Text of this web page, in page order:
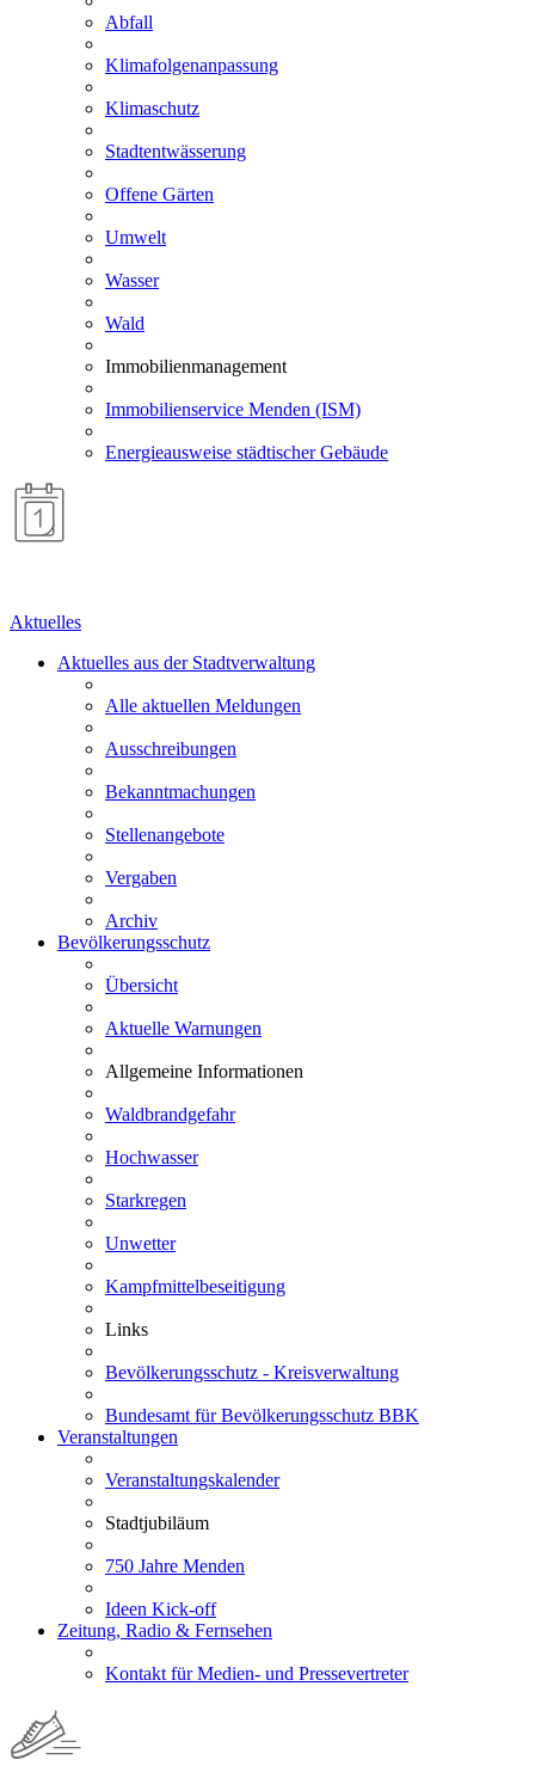
Abfall
Klimafolgenanpassung
Klimaschutz
Stadtentwässerung
Offene Gärten
Umwelt
Wasser
Wald
Immobilienmanagement
Immobilienservice Menden (ISM)
Energieausweise städtischer Gebäude
Aktuelles
Aktuelles aus der Stadtverwaltung
Alle aktuellen Meldungen
Ausschreibungen
Bekanntmachungen
Stellenangebote
Vergaben
Archiv
Bevölkerungsschutz
Übersicht
Aktuelle Warnungen
Allgemeine Informationen
Waldbrandgefahr
Hochwasser
Starkregen
Unwetter
Kampfmittelbeseitigung
Links
Bevölkerungsschutz - Kreisverwaltung
Bundesamt für Bevölkerungsschutz BBK
Veranstaltungen
Veranstaltungskalender
Stadtjubiläum
750 Jahre Menden
Ideen Kick-off
Zeitung, Radio & Fernsehen
Kontakt für Medien- und Pressevertreter